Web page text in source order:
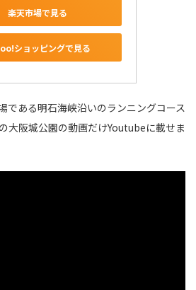
楽天市場で見る
ショッピングで見る
である明石海峡沿いのランニングコース
大阪城公園の動画だけYoutubeに載せま